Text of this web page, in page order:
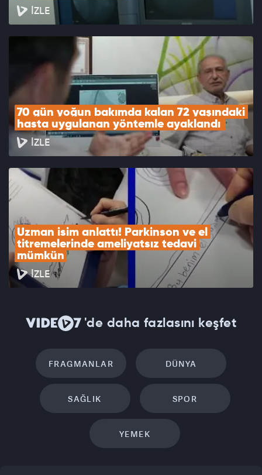
İZLE
70 gün yoğun bakımda kalan 72 yaşındaki
hasta uygulanan yöntemle ayaklandı
İZLE
Uzman isim anlattı! Parkinson ve el
titremelerinde ameliyatsız tedavi
mümkün
İZLE
'de daha fazlasını keşfet
FRAGMANLAR DÜNYA
SAĞLIK SPOR
YEMEK